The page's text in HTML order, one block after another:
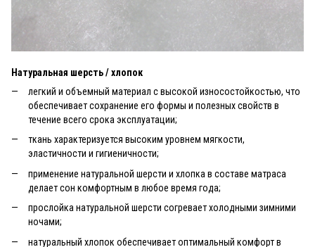
Натуральная шерсть / хлопок
легкий и объемный материал с высокой износостойкостью, что
обеспечивает сохранение его формы и полезных свойств в
течение всего срока эксплуатации;
ткань характеризуется высоким уровнем мягкости,
эластичности и гигиеничности;
применение натуральной шерсти и хлопка в составе матраса
делает сон комфортным в любое время года;
прослойка натуральной шерсти согревает холодными зимними
ночами;
натуральный хлопок обеспечивает оптимальный комфорт в